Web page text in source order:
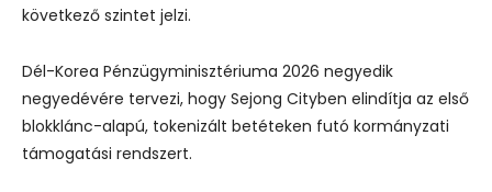
következő szintet jelzi.
Dél-Korea Pénzügyminisztériuma 2026 negyedik
negyedévére tervezi, hogy Sejong Cityben elindítja az első
blokklánc-alapú, tokenizált betéteken futó kormányzati
támogatási rendszert.